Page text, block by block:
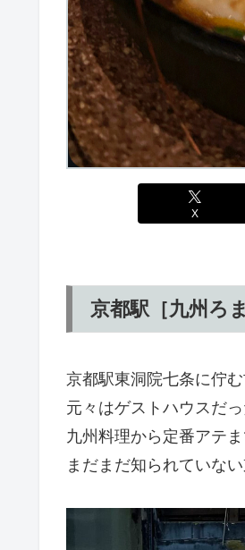
X
京都駅［九州ろ
京都駅東洞院七条に佇む
元々はゲストハウスだ
九州料理から定番アテま
まだまだ知られていな